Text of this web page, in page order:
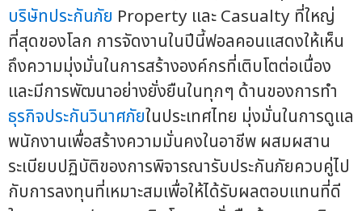
บริษัทประกันภัย Property และ Casualty ที่ใหญ่
ที่สุดของโลก การจัดงานในปีนี้ฟอลคอนแสดงให้เห็น
ถึงความมุ่งมั่นในการสร้างองค์กรที่เติบโตต่อเนื่อง
และมีการพัฒนาอย่างยั่งยืนในทุกๆ ด้านของการทำ
ธุรกิจประกันวินาศภัยในประเทศไทย มุ่งมั่นในการดูแล
พนักงานเพื่อสร้างความมั่นคงในอาชีพ ผสมผสาน
ระเบียบปฏิบัติของการพิจารณารับประกันภัยควบคู่ไป
กับการลงทุนที่เหมาะสมเพื่อให้ได้รับผลตอบแทนที่ดี